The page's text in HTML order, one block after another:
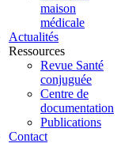
maison
médicale
Actualités
Ressources
Revue Santé
conjuguée
Centre de
documentation
Publications
Contact